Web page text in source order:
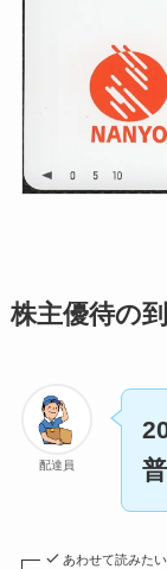
株主優待の
配達員
あわせて読みたい